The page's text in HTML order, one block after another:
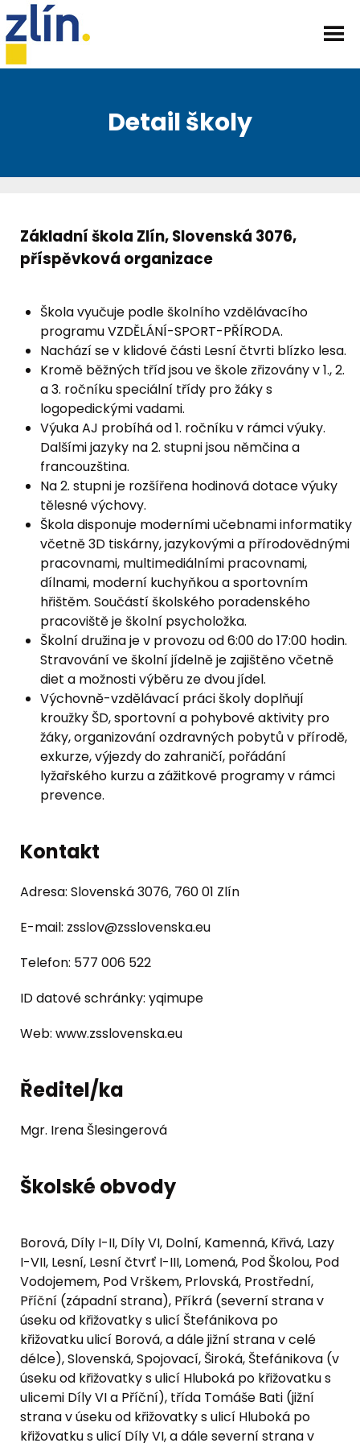
Detail školy
Základní škola Zlín, Slovenská 3076,
příspěvková organizace
Škola vyučuje podle školního vzdělávacího
programu VZDĚLÁNÍ-SPORT-PŘÍRODA.
Nachází se v klidové části Lesní čtvrti blízko lesa.
Kromě běžných tříd jsou ve škole zřizovány v 1., 2.
a 3. ročníku speciální třídy pro žáky s
logopedickými vadami.
Výuka AJ probíhá od 1. ročníku v rámci výuky.
Dalšími jazyky na 2. stupni jsou němčina a
francouzština.
Na 2. stupni je rozšířena hodinová dotace výuky
tělesné výchovy.
Škola disponuje moderními učebnami informatiky
včetně 3D tiskárny, jazykovými a přírodovědnými
pracovnami, multimediálními pracovnami,
dílnami, moderní kuchyňkou a sportovním
hřištěm. Součástí školského poradenského
pracoviště je školní psycholožka.
Školní družina je v provozu od 6:00 do 17:00 hodin.
Stravování ve školní jídelně je zajištěno včetně
diet a možnosti výběru ze dvou jídel.
Výchovně-vzdělávací práci školy doplňují
kroužky ŠD, sportovní a pohybové aktivity pro
žáky, organizování ozdravných pobytů v přírodě,
exkurze, výjezdy do zahraničí, pořádání
lyžařského kurzu a zážitkové programy v rámci
prevence.
Kontakt
Adresa: Slovenská 3076, 760 01 Zlín
E-mail: zsslov@zsslovenska.eu
Telefon: 577 006 522
ID datové schránky: yqimupe
Web: www.zsslovenska.eu
Ředitel/ka
Mgr. Irena Šlesingerová
Školské obvody
Borová, Díly I-II, Díly VI, Dolní, Kamenná, Křivá, Lazy
I-VII, Lesní, Lesní čtvrť I-III, Lomená, Pod Školou, Pod
Vodojemem, Pod Vrškem, Prlovská, Prostřední,
Příční (západní strana), Příkrá (severní strana v
úseku od křižovatky s ulicí Štefánikova po
křižovatku ulicí Borová, a dále jižní strana v celé
délce), Slovenská, Spojovací, Široká, Štefánikova (v
úseku od křižovatky s ulicí Hluboká po křižovatku s
ulicemi Díly VI a Příční), třída Tomáše Bati (jižní
strana v úseku od křižovatky s ulicí Hluboká po
křižovatku s ulicí Díly VI, a dále severní strana v